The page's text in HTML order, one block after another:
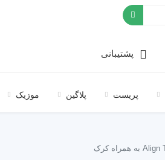
پشتیبانی
پریست پلاگین موزیک